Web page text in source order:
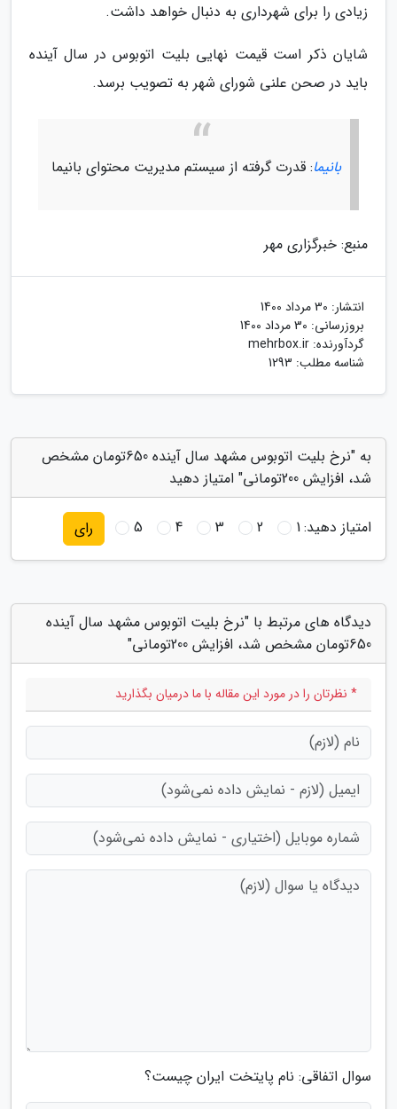
زیادی را برای شهرداری به دنبال خواهد داشت.
شایان ذکر است قیمت نهایی بلیت اتوبوس در سال آینده
باید در صحن علنی شورای شهر به تصویب برسد.
بانیما: قدرت گرفته از سیستم مدیریت محتوای بانیما
منبع: خبرگزاری مهر
انتشار: 30 مرداد 1400
بروزرسانی: 30 مرداد 1400
گردآورنده: mehrbox.ir
شناسه مطلب: 1293
به "نرخ بلیت اتوبوس مشهد سال آینده 650تومان مشخص
شد، افزایش 200تومانی" امتیاز دهید
امتیاز دهید:1
2
3
4
5 رای
دیدگاه های مرتبط با "نرخ بلیت اتوبوس مشهد سال آینده
650تومان مشخص شد، افزایش 200تومانی"
* نظرتان را در مورد این مقاله با ما درمیان بگذارید
سوال اتفاقی: نام پایتخت ایران چیست؟